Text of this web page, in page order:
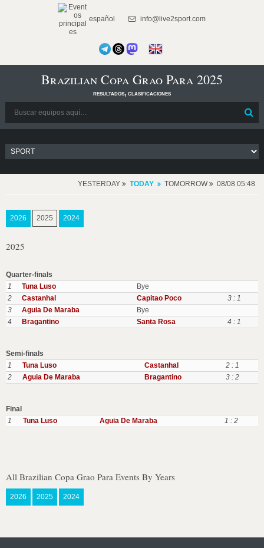
español info@live2sport.com
Brazilian Copa Grao Para 2025
resultados, clasificaciones
YESTERDAY TODAY TOMORROW 08/08 05:48
2026 2025 2024
2025
Quarter-finals
1
Tuna Luso
Bye
2
Castanhal Capitao Poco
3 : 1
3
Aguia De Maraba
Bye
4
Bragantino Santa Rosa 4 : 1
Semi-finals
1
Tuna Luso Castanhal
2 : 1
2
Aguia De Maraba Bragantino 3 : 2
Final
1
Tuna Luso Aguia De Maraba 1 : 2
All Brazilian Copa Grao Para Events By Years
2026 2025 2024